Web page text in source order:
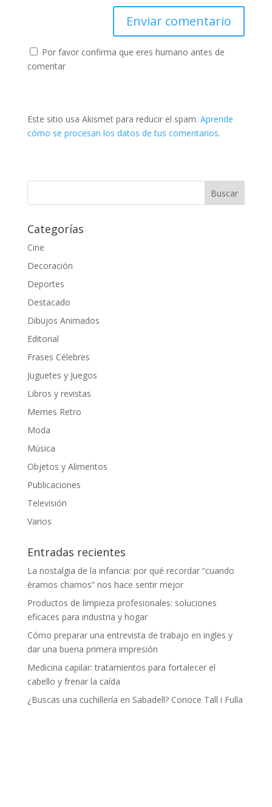
Por favor confirma que eres humano antes de
comentar
Este sitio usa Akismet para reducir el spam. Aprende
cómo se procesan los datos de tus comentarios.
Categorías
Cine
Decoración
Deportes
Destacado
Dibujos Animados
Editorial
Frases Célebres
Juguetes y Juegos
Libros y revistas
Memes Retro
Moda
Música
Objetos y Alimentos
Publicaciones
Televisión
Varios
Entradas recientes
La nostalgia de la infancia: por qué recordar “cuando
éramos chamos” nos hace sentir mejor
Productos de limpieza profesionales: soluciones
eficaces para industria y hogar
Cómo preparar una entrevista de trabajo en ingles y
dar una buena primera impresión
Medicina capilar: tratamientos para fortalecer el
cabello y frenar la caída
¿Buscas una cuchillería en Sabadell? Conoce Tall i Fulla